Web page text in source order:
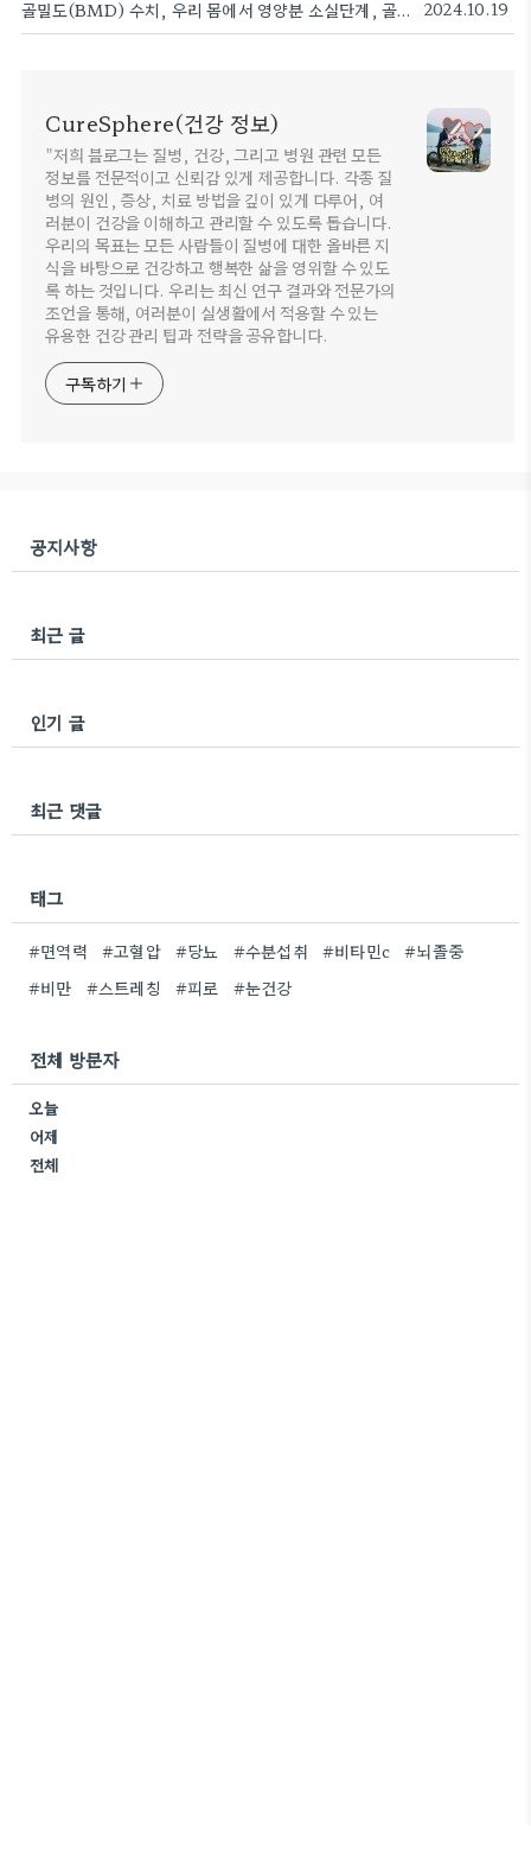
골밀도(BMD) 수치, 우리 몸에서 영양분 소실단계, 골다공증과 만성피로를 극복하는 효과적인 방법 2024.10.19
CureSphere(건강 정보)
"저희 블로그는 질병, 건강, 그리고 병원 관련 모든
정보를 전문적이고 신뢰감 있게 제공합니다. 각종 질
병의 원인, 증상, 치료 방법을 깊이 있게 다루어, 여
러분이 건강을 이해하고 관리할 수 있도록 돕습니다.
우리의 목표는 모든 사람들이 질병에 대한 올바른 지
식을 바탕으로 건강하고 행복한 삶을 영위할 수 있도
록 하는 것입니다. 우리는 최신 연구 결과와 전문가의
조언을 통해, 여러분이 실생활에서 적용할 수 있는
유용한 건강 관리 팁과 전략을 공유합니다.
구독하기
공지사항
최근 글
인기 글
최근 댓글
태그
#면역력 #고혈압 #당뇨 #수분섭취 #비타민c
#뇌졸중
#비만
#스트레칭 #피로 #눈건강
전체 방문자
오늘
어제
전체